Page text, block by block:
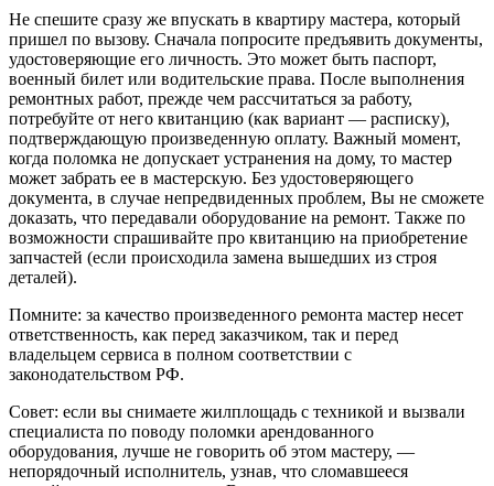
Не спешите сразу же впускать в квартиру мастера, который
пришел по вызову. Сначала попросите предъявить документы,
удостоверяющие его личность. Это может быть паспорт,
военный билет или водительские права. После выполнения
ремонтных работ, прежде чем рассчитаться за работу,
потребуйте от него квитанцию (как вариант — расписку),
подтверждающую произведенную оплату. Важный момент,
когда поломка не допускает устранения на дому, то мастер
может забрать ее в мастерскую. Без удостоверяющего
документа, в случае непредвиденных проблем, Вы не сможете
доказать, что передавали оборудование на ремонт. Также по
возможности спрашивайте про квитанцию на приобретение
запчастей (если происходила замена вышедших из строя
деталей).
Помните: за качество произведенного ремонта мастер несет
ответственность, как перед заказчиком, так и перед
владельцем сервиса в полном соответствии с
законодательством РФ.
Совет: если вы снимаете жилплощадь с техникой и вызвали
специалиста по поводу поломки арендованного
оборудования, лучше не говорить об этом мастеру, —
непорядочный исполнитель, узнав, что сломавшееся